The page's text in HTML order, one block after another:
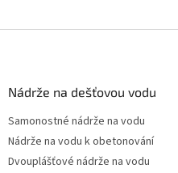
Nádrže na dešťovou vodu
Samonostné nádrže na vodu
Nádrže na vodu k obetonování
Dvouplášťové nádrže na vodu